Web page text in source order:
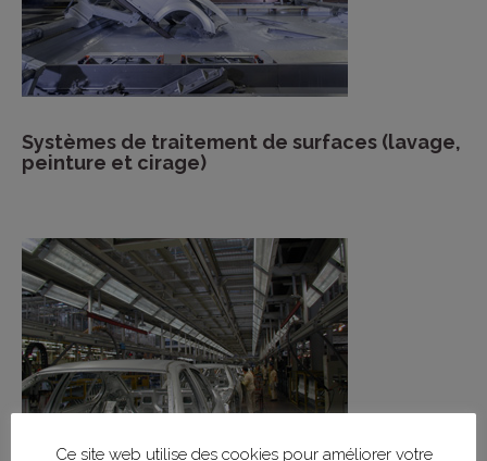
Systèmes de traitement de surfaces (lavage,
peinture et cirage)
Ce site web utilise des cookies pour améliorer votre